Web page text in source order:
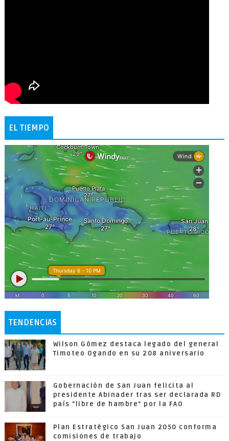
EL TIEMPO
TENDENCIAS
Wilson Gómez destaca legado del general
Timoteo Ogando en su 208 aniversario
Gobernación de San Juan felicita al
presidente Abinader tras ser declarada RD
país "libre de hambre" por la FAO
Plan Estratégico San Juan 2050 conforma
comisiones de trabajo